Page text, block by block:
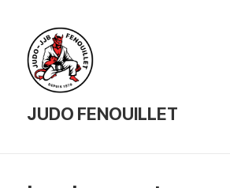
JUDO FENOUILLET